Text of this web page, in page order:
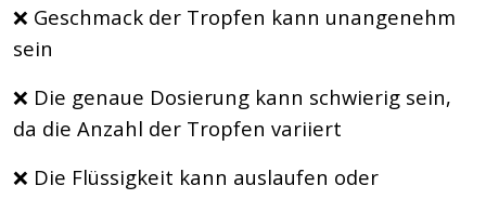
❌ Geschmack der Tropfen kann unangenehm
sein
❌ Die genaue Dosierung kann schwierig sein,
da die Anzahl der Tropfen variiert
❌ Die Flüssigkeit kann auslaufen oder